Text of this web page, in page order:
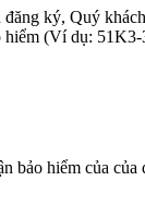
ký, Quý
(Ví dụ:
hiểm của